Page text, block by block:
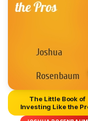
The Little Book of
Investing Like the